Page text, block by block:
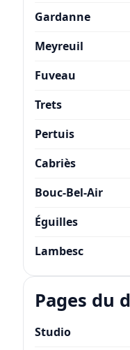
Gardanne
Meyreuil
Fuveau
Trets
Pertuis
Cabriès
Bouc-Bel-Air
Éguilles
Lambesc
Pages du
Studio